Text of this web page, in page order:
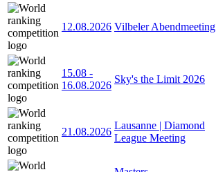
12.08.2026 Vilbeler Abendmeeting
15.08 -
16.08.2026
Sky's the Limit 2026
21.08.2026
Lausanne | Diamond
League Meeting